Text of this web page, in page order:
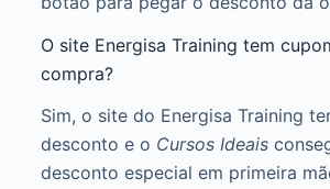
O site Energisa Training tem
compra?
Sim, o site do Energisa Training
desconto e o Cursos Ideais
desconto especial em primeira